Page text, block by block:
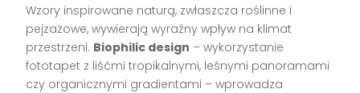
Wzory inspirowane naturą, zwłaszcza roślinne i
pejzażowe, wywierają wyraźny wpływ na klimat
przestrzeni. Biophilic design – wykorzystanie
fototapet z liśćmi tropikalnymi, leśnymi panoramami
czy organicznymi gradientami – wprowadza